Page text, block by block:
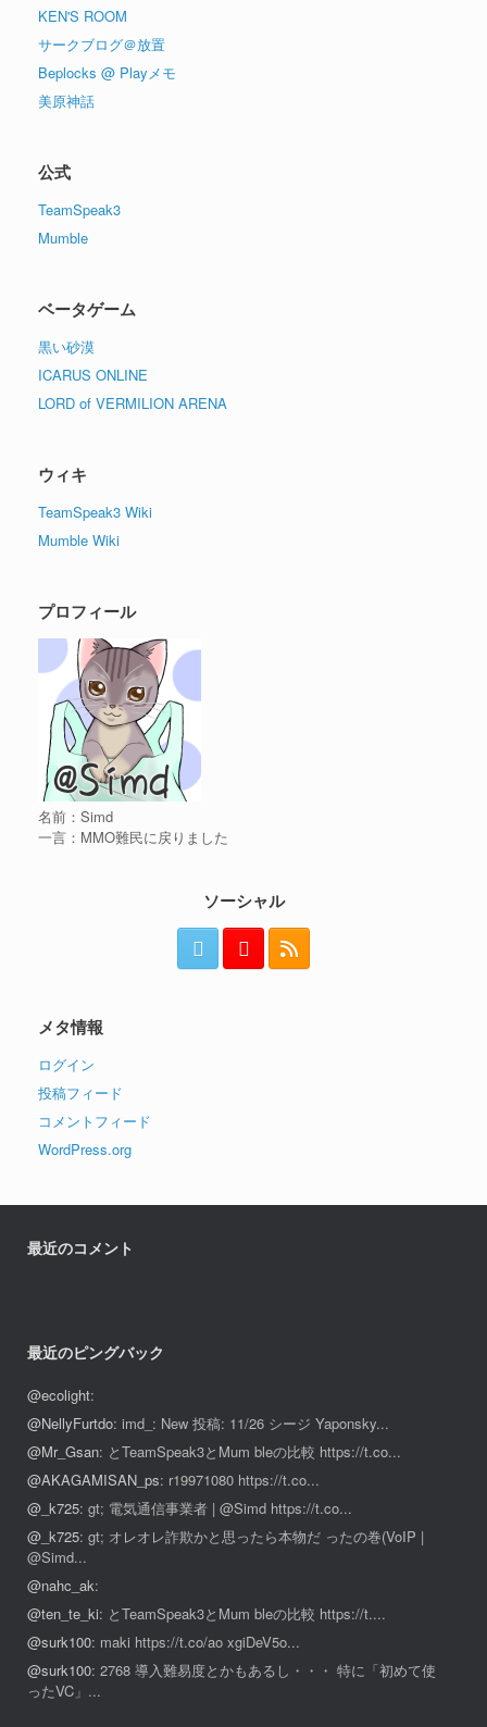
KEN'S ROOM
サークブログ＠放置
Beplocks @ Playメモ
美原神話
公式
TeamSpeak3
Mumble
ベータゲーム
黒い砂漠
ICARUS ONLINE
LORD of VERMILION ARENA
ウィキ
TeamSpeak3 Wiki
Mumble Wiki
プロフィール
名前：Simd
一言：MMO難民に戻りました
ソーシャル
メタ情報
ログイン
投稿フィード
コメントフィード
WordPress.org
最近のコメント
最近のピングバック
@ecolight:
@NellyFurtdo: imd_: New 投稿: 11/26 シージ Yaponsky...
@Mr_Gsan: とTeamSpeak3とMum bleの比較 https://t.co...
@AKAGAMISAN_ps: r19971080 https://t.co...
@_k725: gt; 電気通信事業者 | @Simd https://t.co...
@_k725: gt; オレオレ詐欺かと思ったら本物だ ったの巻(VoIP |
@Simd...
@nahc_ak:
@ten_te_ki: とTeamSpeak3とMum bleの比較 https://t....
@surk100: maki https://t.co/ao xgiDeV5o...
@surk100: 2768 導入難易度とかもあるし・・・ 特に「初めて使
ったVC」...